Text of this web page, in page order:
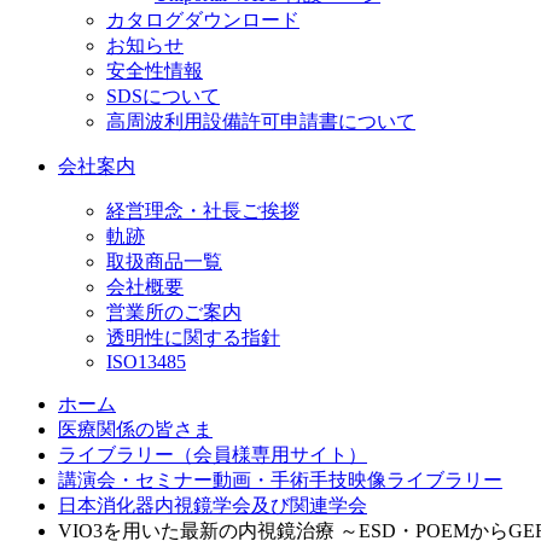
カタログダウンロード
お知らせ
安全性情報
SDSについて
高周波利用設備許可申請書について
会社案内
経営理念・社長ご挨拶
軌跡
取扱商品一覧
会社概要
営業所のご案内
透明性に関する指針
ISO13485
ホーム
医療関係の皆さま
ライブラリー（会員様専用サイト）
講演会・セミナー動画・手術手技映像ライブラリー
日本消化器内視鏡学会及び関連学会
VIO3を用いた最新の内視鏡治療 ～ESD・POEMから